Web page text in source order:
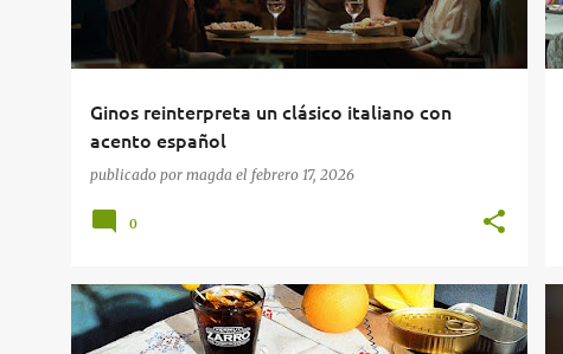
Ginos reinterpreta un clásico italiano con
acento español
publicado por magda el febrero 17, 2026
0
BARES RESTAURANTES